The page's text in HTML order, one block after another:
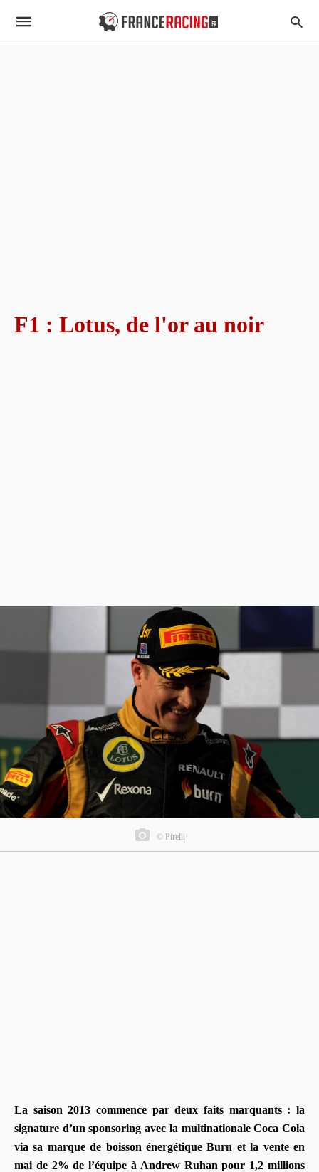
F1 : Lotus, de l'or au noir
© Pirelli
La saison 2013 commence par deux faits marquants : la
signature d’un sponsoring avec la multinationale Coca Cola
via sa marque de boisson énergétique Burn et la vente en
mai de 2% de l’équipe à Andrew Ruhan pour 1,2 millions